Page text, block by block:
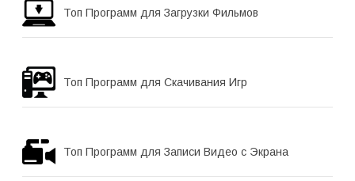
Топ Программ для Загрузки Фильмов
Топ Программ для Скачивания Игр
Топ Программ для Записи Видео с Экрана